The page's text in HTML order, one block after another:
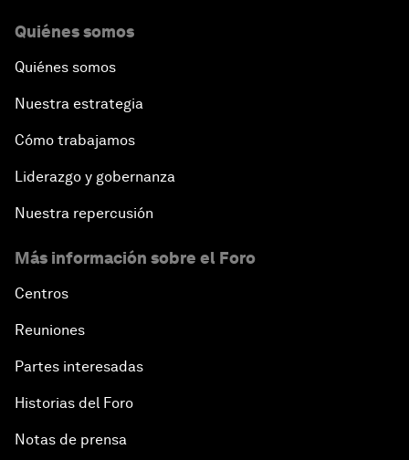
Quiénes somos
Quiénes somos
Nuestra estrategia
Cómo trabajamos
Liderazgo y gobernanza
Nuestra repercusión
Más información sobre el Foro
Centros
Reuniones
Partes interesadas
Historias del Foro
Notas de prensa